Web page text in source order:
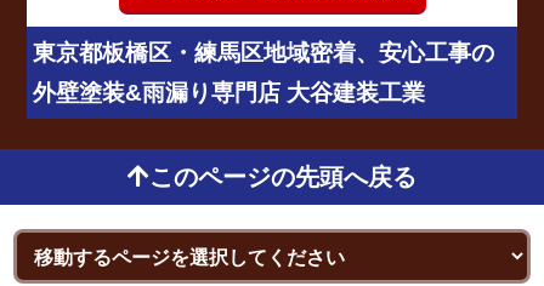
東京都板橋区・練馬区地域密着、安心工事の
外壁塗装&雨漏り専門店 大谷建装工業
このページの先頭へ戻る